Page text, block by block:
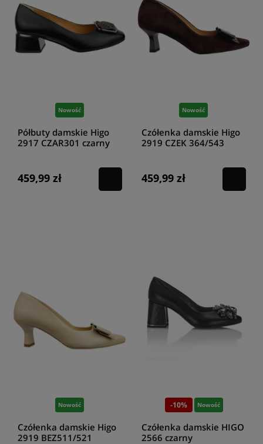
Nowość
Półbuty damskie Higo
2917 CZAR301 czarny
459,99 zł
Nowość
Czółenka damskie Higo
2919 CZEK 364/543
459,99 zł
Nowość
Czółenka damskie Higo
2919 BEZ511/521
-10% Nowość
Czółenka damskie HIGO
2566 czarny